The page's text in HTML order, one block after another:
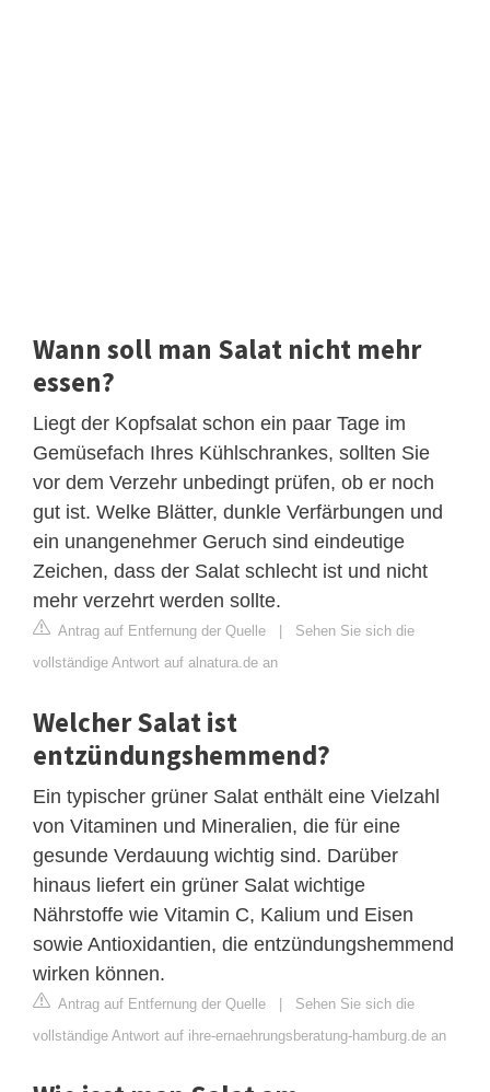
Wann soll man Salat nicht mehr
essen?
Liegt der Kopfsalat schon ein paar Tage im
Gemüsefach Ihres Kühlschrankes, sollten Sie
vor dem Verzehr unbedingt prüfen, ob er noch
gut ist. Welke Blätter, dunkle Verfärbungen und
ein unangenehmer Geruch sind eindeutige
Zeichen, dass der Salat schlecht ist und nicht
mehr verzehrt werden sollte.
Antrag auf Entfernung der Quelle | Sehen Sie sich die
vollständige Antwort auf alnatura.de an
Welcher Salat ist
entzündungshemmend?
Ein typischer grüner Salat enthält eine Vielzahl
von Vitaminen und Mineralien, die für eine
gesunde Verdauung wichtig sind. Darüber
hinaus liefert ein grüner Salat wichtige
Nährstoffe wie Vitamin C, Kalium und Eisen
sowie Antioxidantien, die entzündungshemmend
wirken können.
Antrag auf Entfernung der Quelle | Sehen Sie sich die
vollständige Antwort auf ihre-ernaehrungsberatung-hamburg.de an